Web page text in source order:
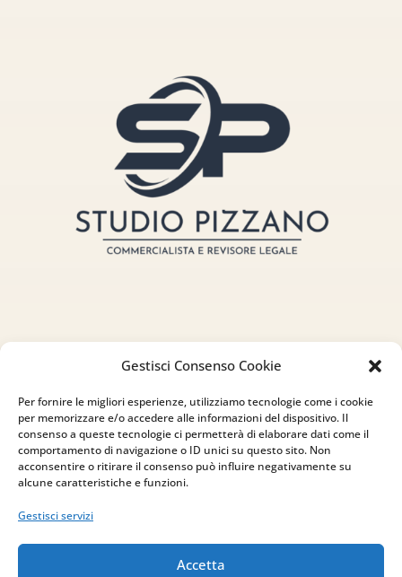
Gestisci Consenso Cookie
Per fornire le migliori esperienze, utilizziamo tecnologie come i cookie
per memorizzare e/o accedere alle informazioni del dispositivo. Il
consenso a queste tecnologie ci permetterà di elaborare dati come il
comportamento di navigazione o ID unici su questo sito. Non
acconsentire o ritirare il consenso può influire negativamente su
alcune caratteristiche e funzioni.
Gestisci servizi
Accetta
Indirizzo
via Sant’Alessio, 5
83030 Venticano (AV)
Email
info@studiopizzano.it